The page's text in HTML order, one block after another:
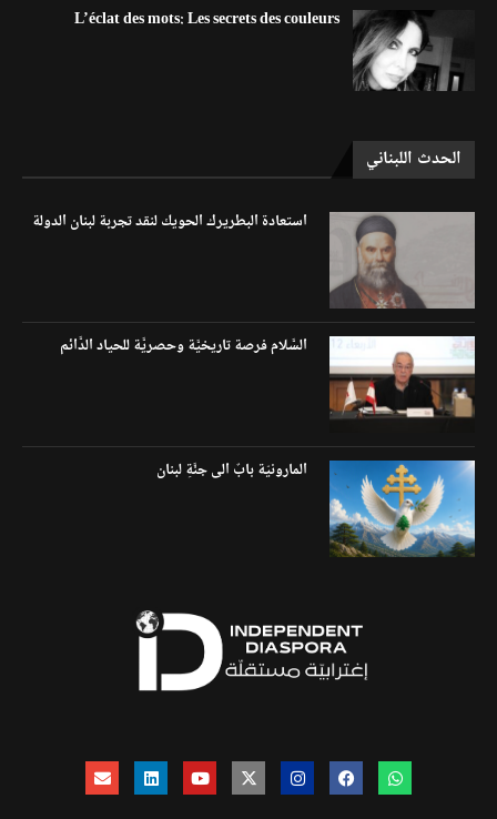
L’éclat des mots: Les secrets des couleurs
الحدث اللبناني
استعادة البطريرك الحويك لنقد تجربة لبنان الدولة
السَّلام فرصة تاريخيَّة وحصريَّة للحياد الدَّائم
المارونيّة بابٌ الى جنَّةِ لبنان